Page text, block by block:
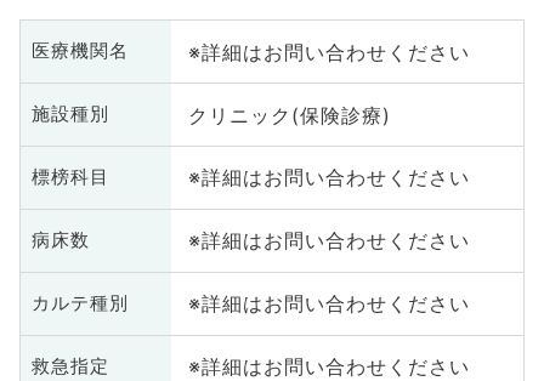
医療機関名 ※詳細はお問い合わせください
施設種別 クリニック(保険診療)
標榜科目 ※詳細はお問い合わせください
病床数 ※詳細はお問い合わせください
カルテ種別 ※詳細はお問い合わせください
救急指定 ※詳細はお問い合わせください